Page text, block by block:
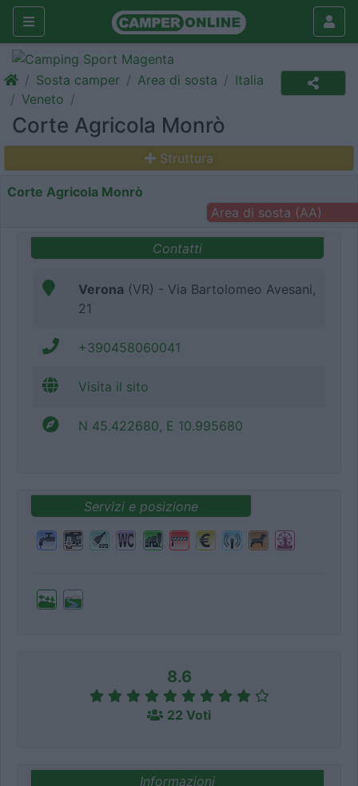
Sosta camper Area di sosta
Italia
Veneto
Corte Agricola Monrò
Struttura
Corte Agricola Monrò
Area di sosta (AA)
Contatti
Verona (VR) - Via Bartolomeo Avesani,
21
+390458060041
Visita il sito
N 45.422680, E 10.995680
Servizi e posizione
8.6
22 Voti
Informazioni